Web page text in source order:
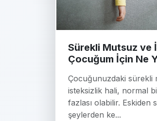
Sürekli Mutsuz ve
Çocuğum İçin Ne
Çocuğunuzdaki sürekli
isteksizlik hali, normal
fazlası olabilir. Eskiden
şeylerden ke...